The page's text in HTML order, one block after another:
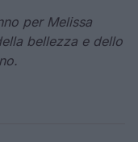
per Melissa
bellezza e dello